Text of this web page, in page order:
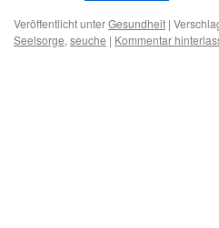
Veröffentlicht unterGesundheit |
Seelsorge, seuche | Kommentar